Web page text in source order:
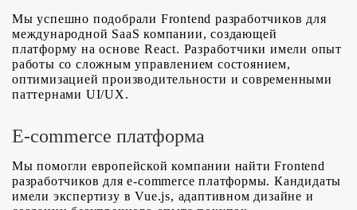
Мы успешно подобрали Frontend разработчиков для
международной SaaS компании, создающей
платформу на основе React. Разработчики имели опыт
работы со сложным управлением состоянием,
оптимизацией производительности и современными
паттернами UI/UX.
E-commerce платформа
Мы помогли европейской компании найти Frontend
разработчиков для e-commerce платформы. Кандидаты
имели экспертизу в Vue.js, адаптивном дизайне и